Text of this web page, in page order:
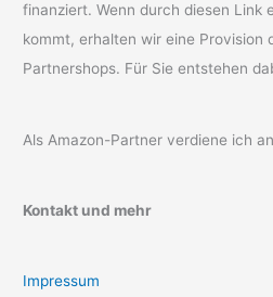
finanziert. Wenn durch diesen Link
kommt, erhalten wir eine Provision
Partnershops. Für Sie entstehen
Als Amazon-Partner verdiene ich
Kontakt und mehr
Impressum